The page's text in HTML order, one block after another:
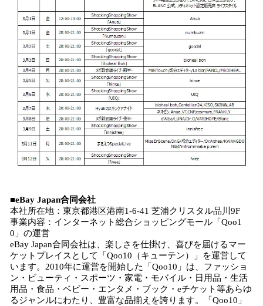
■eBay Japan合同会社
本社所在地：東京都港区港南1-6-41 芝浦クリスタル品川9F
事業内容：インターネット総合ショッピングモール「Qoo1
0」の運営
eBay Japan合同会社は、楽しさを仕掛け、喜びを届けるマー
ケットプレイスとして「Qoo10（キューテン）」を運営して
います。2010年に運営を開始した「Qoo10」は、ファッショ
ン・ビューティ・スポーツ・家電・モバイル・日用品・生活
用品・食品・ベビー・エンタメ・ブック・eチケット等あらゆ
るジャンルにわたり、豊富な品揃えを誇ります。「Qoo10」